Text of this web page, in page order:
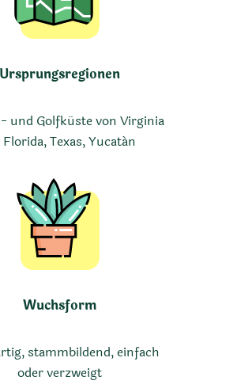
Ursprungsregionen
und Golfküste von Virginia
Texas, Yucatán
Wuchsform
stammbildend, einfach
oder verzweigt